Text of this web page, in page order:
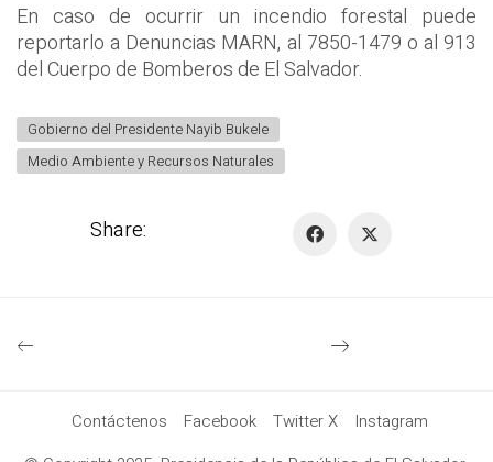
En caso de ocurrir un incendio forestal puede
reportarlo a Denuncias MARN, al 7850-1479 o al 913
del Cuerpo de Bomberos de El Salvador.
Gobierno del Presidente Nayib Bukele
Medio Ambiente y Recursos Naturales
Share:
Contáctenos Facebook Twitter X
Instagram